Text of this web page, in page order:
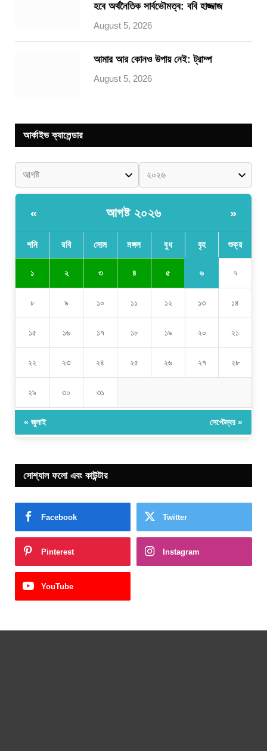
হবে অর্থনৈতিক সার্বভৌমত্ব: ববি হাজ্জাজ
August 5, 2026
আমার আর কোনও উপায় নেই: ট্রাম্প
August 5, 2026
আর্কাইভ ক্যালেন্ডার
« আগষ্ট ২০২৬ »
শনি রবি সোম মঙ্গল বুধ বৃহ শুক্র
১ ২ ৩ ৪ ৫ ৬ ৭
৮ ৯ ১০ ১১ ১২ ১৩ ১৪
১৫ ১৬ ১৭ ১৮ ১৯ ২০ ২১
২২ ২৩ ২৪ ২৫ ২৬ ২৭ ২৮
২৯ ৩০ ৩১
« জুলাই সেপ্টেম্বর »
সোশ্যাল ফলো এবং কাউন্টার
Facebook Twitter
Pinterest Instagram
YouTube